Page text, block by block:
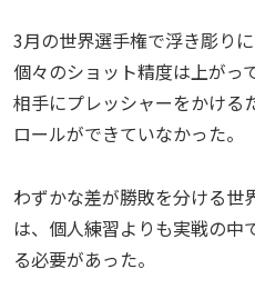
3月の世界選手権で浮き彫り
個々のショット精度は上がっ
相手にプレッシャーをかける
ロールができていなかった。
わずかな差が勝敗を分ける世
は、個人練習よりも実戦の中
る必要があった。